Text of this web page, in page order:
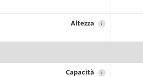
Altezza i
Capacità i